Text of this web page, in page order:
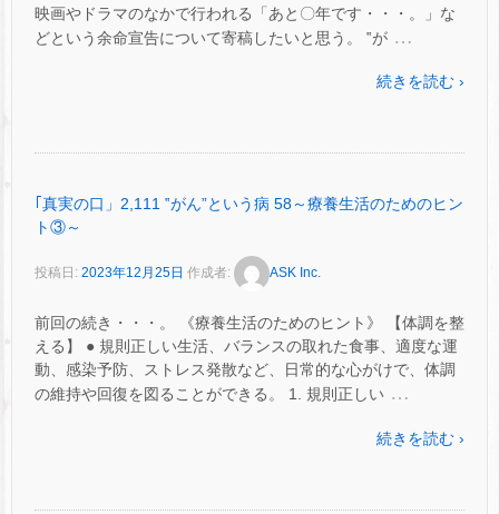
映画やドラマのなかで行われる「あと〇年です・・・。」な
どという余命宣告について寄稿したいと思う。 ‟が …
続きを読む ›
｢真実の口」2,111 ‟がん”という病 58～療養生活のためのヒン
ト③～
投稿日: 2023年12月25日 作成者: ASK Inc.
前回の続き・・・。 《療養生活のためのヒント》 【体調を整
える】 ● 規則正しい生活、バランスの取れた食事、適度な運
動、感染予防、ストレス発散など、日常的な心がけで、体調
の維持や回復を図ることができる。 1. 規則正しい …
続きを読む ›